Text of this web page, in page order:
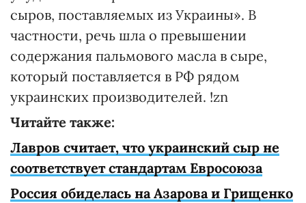
сыров, поставляемых из Украины». В
частности, речь шла о превышении
содержания пальмового масла в сыре,
который поставляется в РФ рядом
украинских производителей. !zn
Читайте также:
Лавров считает, что украинский сыр не
соответствует стандартам Евросоюза
Россия обиделась на Азарова и Грищенко